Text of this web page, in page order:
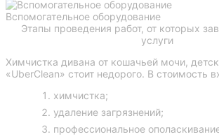
Вспомогательное оборудование
Этапы проведения работ, от которых
услуги
Химчистка дивана от кошачьей мочи,
«UberClean» стоит недорого. В стоимость
химчистка;
удаление загрязнений;
профессиональное